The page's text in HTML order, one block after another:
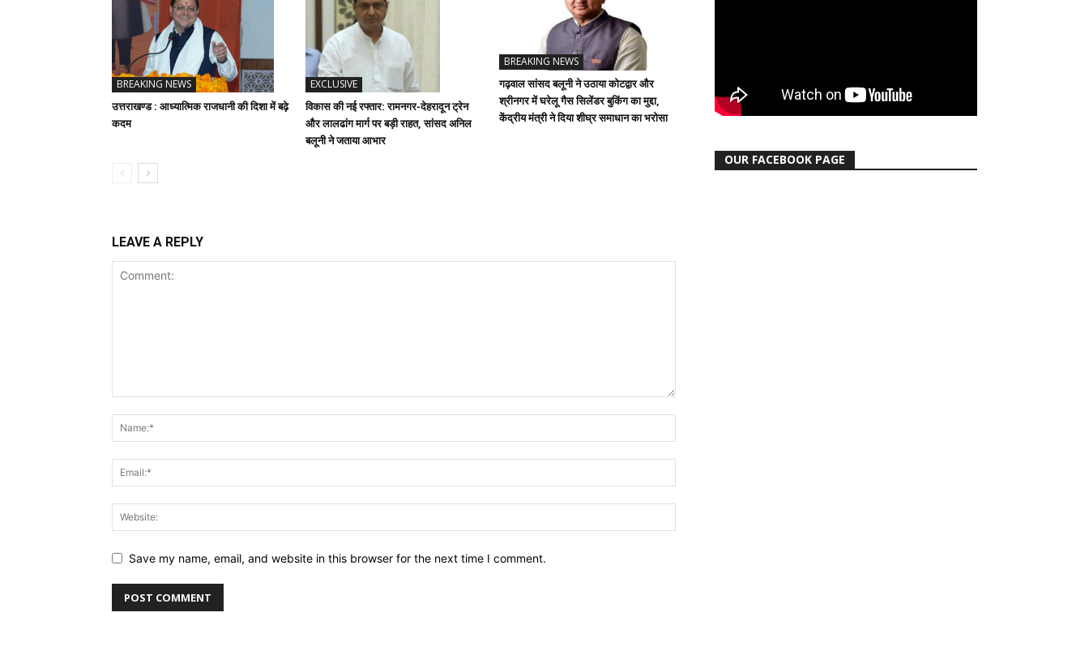
BREAKING NEWS
उत्तराखण्ड : आध्यात्मिक राजधानी की दिशा में बढ़े
कदम
EXCLUSIVE
विकास की नई रफ्तार: रामनगर-देहरादून ट्रेन
और लालढांग मार्ग पर बड़ी राहत, सांसद अनिल
बलूनी ने जताया आभार
BREAKING NEWS
गढ़वाल सांसद बलूनी ने उठाया कोटद्वार और
श्रीनगर में घरेलू गैस सिलेंडर बुकिंग का मुद्दा,
केंद्रीय मंत्री ने दिया शीघ्र समाधान का भरोसा
LEAVE A REPLY
Save my name, email, and website in this browser for the next time I comment.
OUR FACEBOOK PAGE